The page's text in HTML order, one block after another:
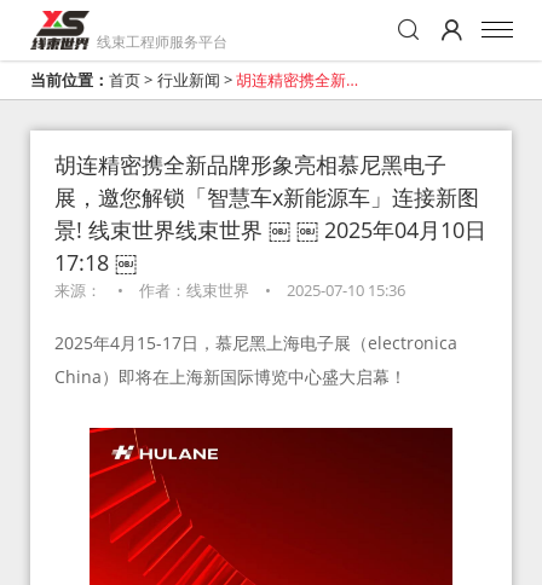
线束工程师服务平台
当前位置： 首页> 行业新闻 >胡连精密携全新品
电子展，邀您解锁
「智慧车x新能源
车」连接新图景!
17:18 ￼
胡连精密携全新品牌形象亮相慕尼黑电子
展，邀您解锁「智慧车x新能源车」连接新图
景! 线束世界线束世界 ￼ ￼ 2025年04月10日
17:18 ￼
来源： • 作者：线束世界 • 2025-07-10 15:36
2025年4月15-17日，慕尼黑上海电子展（electronica
China）即将在上海新国际博览中心盛大启幕！